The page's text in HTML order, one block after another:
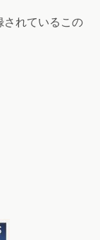
されているこの